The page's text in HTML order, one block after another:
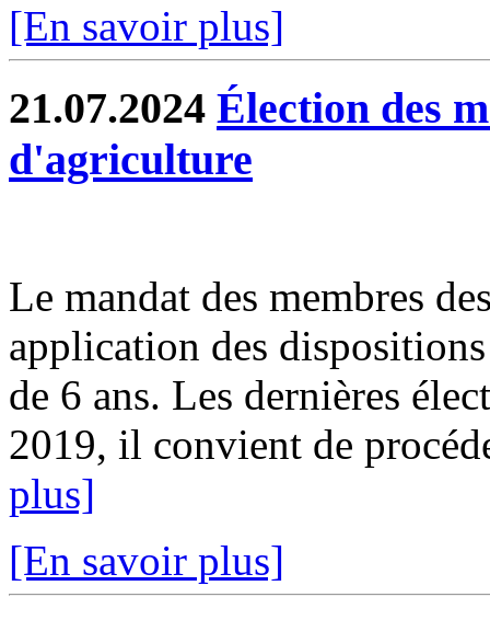
[En savoir plus]
21.07.2024 Élection des
d'agriculture
Le mandat des membres
application des
de 6 ans. Les dernières
2019, il convient de
plus]
[En savoir plus]